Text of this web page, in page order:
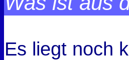
Es liegt noch